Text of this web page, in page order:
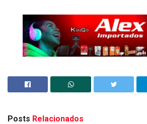
Posts Relacionados